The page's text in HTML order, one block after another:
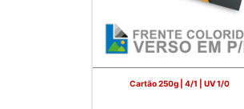
Cartão 250g | 4/1 | UV 1/0